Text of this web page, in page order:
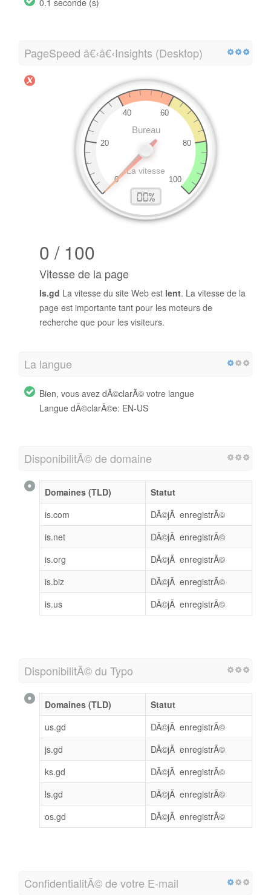
0.1 seconde (s)
PageSpeed â€‹â€‹Insights (Desktop)
0 / 100
Vitesse de la page
Is.gd La vitesse du site Web est lent. La vitesse de la
page est importante tant pour les moteurs de
recherche que pour les visiteurs.
La langue
Bien, vous avez dÃ©clarÃ© votre langue
Langue dÃ©clarÃ©e: EN-US
DisponibilitÃ© de domaine
Domaines (TLD)
Statut
is.com
DÃ©jÃ enregistrÃ©
is.net
DÃ©jÃ enregistrÃ©
is.org
DÃ©jÃ enregistrÃ©
is.biz
DÃ©jÃ enregistrÃ©
is.us
DÃ©jÃ enregistrÃ©
DisponibilitÃ© du Typo
Domaines (TLD)
Statut
us.gd
DÃ©jÃ enregistrÃ©
js.gd
DÃ©jÃ enregistrÃ©
ks.gd
DÃ©jÃ enregistrÃ©
ls.gd
DÃ©jÃ enregistrÃ©
os.gd
DÃ©jÃ enregistrÃ©
ConfidentialitÃ© de votre E-mail